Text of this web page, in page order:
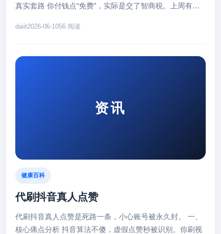
真实套路 你付钱点“免费”，实际是交了智商税。上周有个
daiit2026-06-1056 阅读
资讯
健康百科
代刷抖音真人点赞
代刷抖音真人点赞是死路一条，小心账号被永久封。 一、
核心痛点分析 抖音算法不傻，虚假点赞秒被识别。你刷视